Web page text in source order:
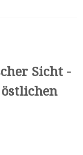
Sicht -